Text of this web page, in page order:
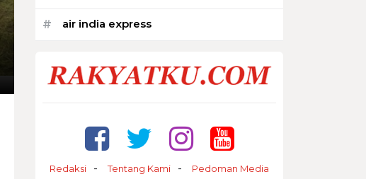
# air india express
Redaksi Tentang Kami
Pedoman Media